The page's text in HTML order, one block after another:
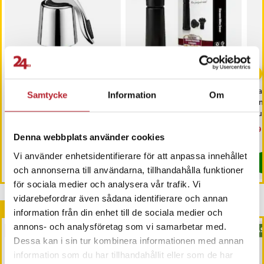
Samtycke Information Om
Denna webbplats använder cookies
Vi använder enhetsidentifierare för att anpassa innehållet
och annonserna till användarna, tillhandahålla funktioner
för sociala medier och analysera vår trafik. Vi
vidarebefordrar även sådana identifierare och annan
information från din enhet till de sociala medier och
annons- och analysföretag som vi samarbetar med.
Dessa kan i sin tur kombinera informationen med annan
information som du har tillhandahållit eller som de har
Vakuumkork för vin –
bevarar smak och
fräschör längre
I lager, levereras inom 1-2 vardagar
Köp
-29%
Vinkork med
vakuumpump –
99 krTidigare pris
I lager, levereras inom 1-2 vardagar
Köp
Andra köpte också
PRESENTTIPS BÄSTSÄLJARE